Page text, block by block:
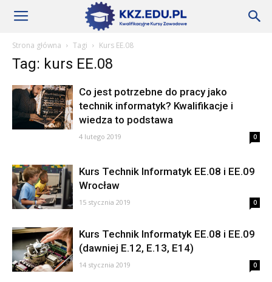
Szkoły
KKZ
Aktualności
Strona główna Tagi Kurs EE.08
Tag: kurs EE.08
Co jest potrzebne do pracy jako
technik informatyk? Kwalifikacje i
wiedza to podstawa
4 lutego 2019 0
Kurs Technik Informatyk EE.08 i EE.09
Wrocław
15 stycznia 2019 0
Kurs Technik Informatyk EE.08 i EE.09
(dawniej E.12, E.13, E14)
14 stycznia 2019 0